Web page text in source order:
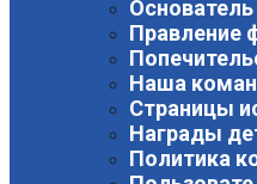
Правление
Наша
Страницы
Награды
Политика